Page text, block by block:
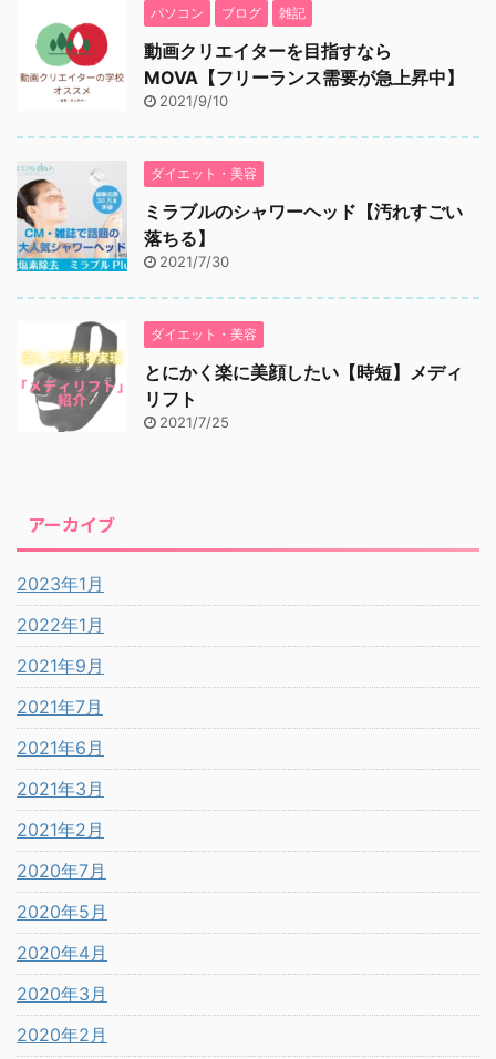
パソコン ブログ 雑記
動画クリエイターを目指すなら
MOVA【フリーランス需要が急上昇中】
2021/9/10
ダイエット・美容
ミラブルのシャワーヘッド【汚れすごい
落ちる】
2021/7/30
ダイエット・美容
とにかく楽に美顔したい【時短】メディ
リフト
2021/7/25
アーカイブ
2023年1月
2022年1月
2021年9月
2021年7月
2021年6月
2021年3月
2021年2月
2020年7月
2020年5月
2020年4月
2020年3月
2020年2月